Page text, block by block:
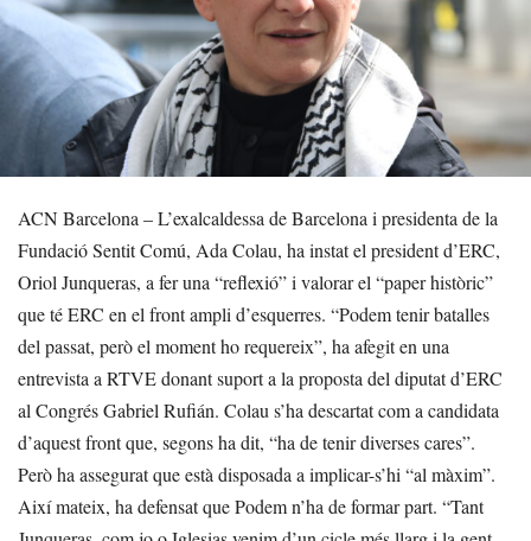
ACN Barcelona – L’exalcaldessa de Barcelona i presidenta de la
Fundació Sentit Comú, Ada Colau, ha instat el president d’ERC,
Oriol Junqueras, a fer una “reflexió” i valorar el “paper històric”
que té ERC en el front ampli d’esquerres. “Podem tenir batalles
del passat, però el moment ho requereix”, ha afegit en una
entrevista a RTVE donant suport a la proposta del diputat d’ERC
al Congrés Gabriel Rufián. Colau s’ha descartat com a candidata
d’aquest front que, segons ha dit, “ha de tenir diverses cares”.
Però ha assegurat que està disposada a implicar-s’hi “al màxim”.
Així mateix, ha defensat que Podem n’ha de formar part. “Tant